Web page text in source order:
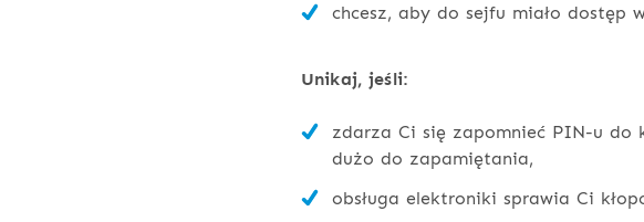
chcesz, aby do sejfu miało dostęp
Unikaj, jeśli:
zdarza Ci się zapomnieć PIN-u do
dużo do zapamiętania,
obsługa elektroniki sprawia Ci